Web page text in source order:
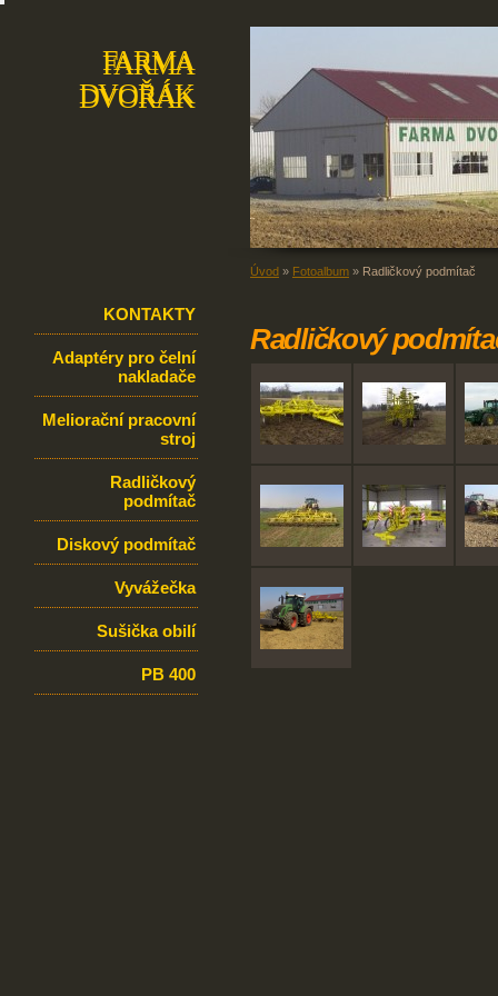
FARMA
DVOŘÁK
FARMA
DVOŘÁK
KONTAKTY
Adaptéry pro čelní
nakladače
Meliorační pracovní
stroj
Radličkový
podmítač
Diskový podmítač
Vyvážečka
Sušička obilí
PB 400
Úvod » Fotoalbum » Radličkový podmítač
Radličkový